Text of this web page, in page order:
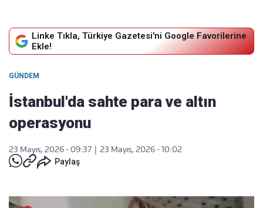
Linke Tıkla, Türkiye Gazetesi'ni Google Favorilerine
Ekle!
GÜNDEM
İstanbul'da sahte para ve altın
operasyonu
23 Mayıs, 2026 - 09:37
23 Mayıs, 2026 - 10:02
Paylaş